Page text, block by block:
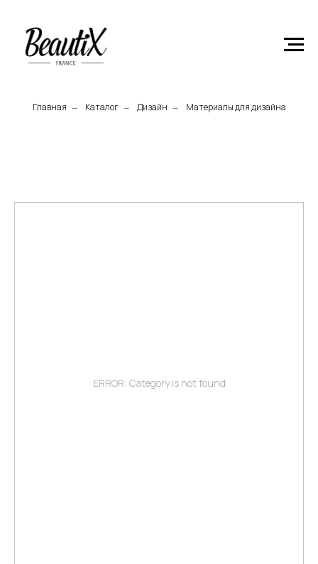
Главная → Каталог → Дизайн → Материалы для дизайна
ERROR: Category is not found